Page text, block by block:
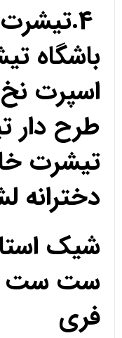
باشگاه
اسپرت
طرح دار
تیشرت
دخترانه
شیک
ست ست
فری